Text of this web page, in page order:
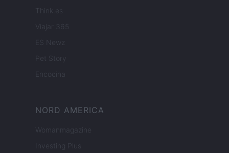
Think.es
Viajar 365
ES Newz
Pet Story
Encocina
NORD AMERICA
Womanmagazine
Investing Plus